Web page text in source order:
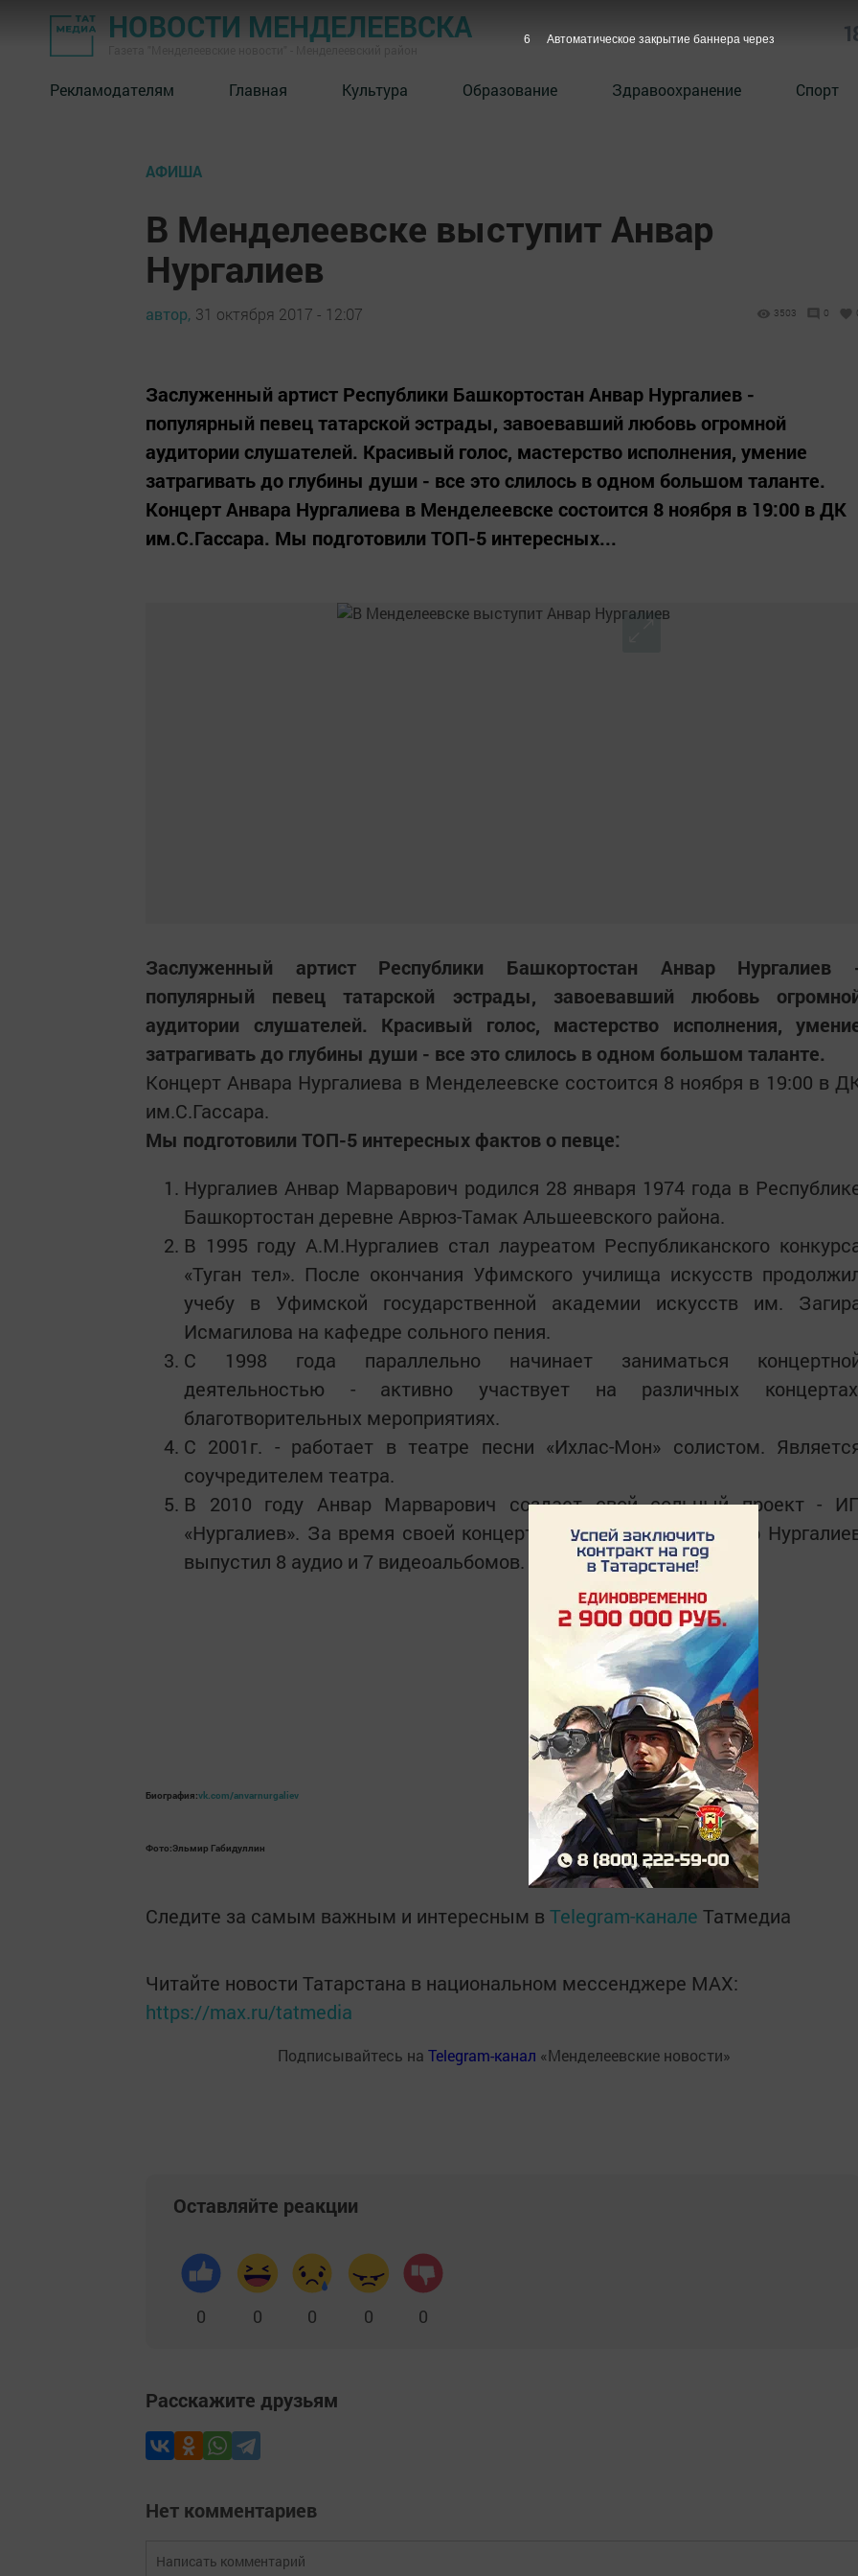
НОВОСТИ МЕНДЕЛЕЕВСКА
Рекламодателям Главная Культура Образование Здравоохранение Спорт
АФИША
В Менделеевске выступит Анвар
Нургалиев
автор, 31 октября 2017 - 12:07 3503 0
Заслуженный артист Республики Башкортостан Анвар Нургалиев -
популярный певец татарской эстрады, завоевавший любовь огромной
аудитории слушателей. Красивый голос, мастерство исполнения, умение
затрагивать до глубины души - все это слилось в одном большом таланте.
Концерт Анвара Нургалиева в Менделеевске состоится 8 ноября в 19:00 в ДК
им.С.Гассара. Мы подготовили ТОП-5 интересных...
Заслуженный артист Республики Башкортостан Анвар Нургалиев
популярный певец татарской эстрады, завоевавший любовь
аудитории слушателей. Красивый голос, мастерство исполнения,
затрагивать до глубины души - все это слилось в одном большом таланте.
Концерт Анвара Нургалиева в Менделеевске состоится 8 ноября в 19:00 в
им.С.Гассара.
Мы подготовили ТОП-5 интересных фактов о певце:
Нургалиев Анвар Марварович родился 28 января 1974 года в
Башкортостан деревне Аврюз-Тамак Альшеевского района.
В 1995 году А.М.Нургалиев стал лауреатом Республиканского
«Туган тел». После окончания Уфимского училища искусств
учебу в Уфимской государственной академии искусств им.
Исмагилова на кафедре сольного пения.
С 1998 года параллельно начинает заниматься
деятельностью - активно участвует на различных
благотворительных мероприятиях.
С 2001г. - работает в театре песни «Ихлас-Мон» солистом.
соучредителем театра.
В 2010 году Анвар Марварович создает свой сольный проект -
«Нургалиев». За время своей концертной деятельности Анвар
выпустил 8 аудио и 7 видеоальбомов.
Биография:vk.com/anvarnurgaliev
Фото:Эльмир Габидуллин
Следите за самым важным и интересным в Telegram-канале Татмедиа
Читайте новости Татарстана в национальном мессенджере MАХ:
https://max.ru/tatmedia
Подписывайтесь на Telegram-канал «Менделеевские новости»
Оставляйте реакции
0 0 0 0 0
Расскажите друзьям
Нет комментариев
5 Автоматическое закрытие баннера через